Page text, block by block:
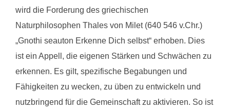
wird die Forderung des griechischen
Naturphilosophen Thales von Milet (640 546 v.Chr.)
„Gnothi seauton Erkenne Dich selbst“ erhoben. Dies
ist ein Appell, die eigenen Stärken und Schwächen zu
erkennen. Es gilt, spezifische Begabungen und
Fähigkeiten zu wecken, zu üben zu entwickeln und
nutzbringend für die Gemeinschaft zu aktivieren. So ist